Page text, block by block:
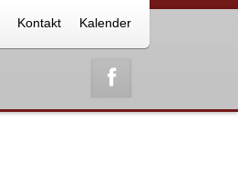
Kontakt Kalender